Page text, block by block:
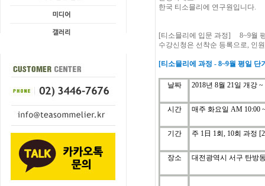
한국 티소믈리에 연구원입니다.
[티소믈리에 입문 과정] 8~9월
수강신청은 선착순 등록으로, 인원
[티소믈리에 과정 - 8~9월 평일 단
날짜 2018년 8월 21일 개강
시간 매주 화요일 AM 10:00
기간 주 1日 1회, 10회 과정 [2
장소 대전광역시 서구 탄방